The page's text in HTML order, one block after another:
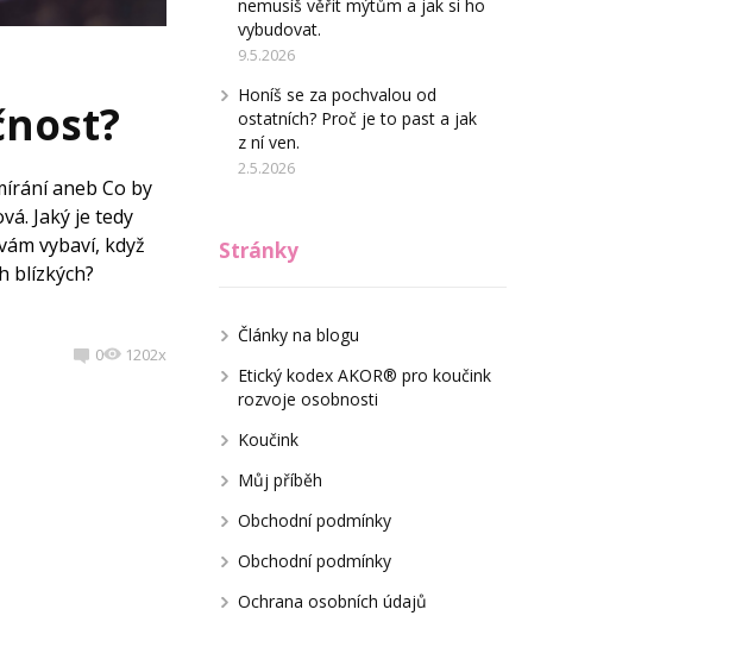
aneb Co by
Jaký je tedy
vybaví, když
blízkých?
0 1202x
nemusíš věřit mýtům a jak si ho
vybudovat.
9.5.2026
Honíš se za pochvalou od
ostatních? Proč je to past a jak
z ní ven.
2.5.2026
Stránky
Články na blogu
Etický kodex AKOR® pro koučink
rozvoje osobnosti
Koučink
Můj příběh
Obchodní podmínky
Obchodní podmínky
Ochrana osobních údajů